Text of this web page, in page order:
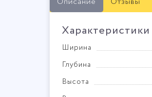
Характеристики
Ширина
Глубина
Высота